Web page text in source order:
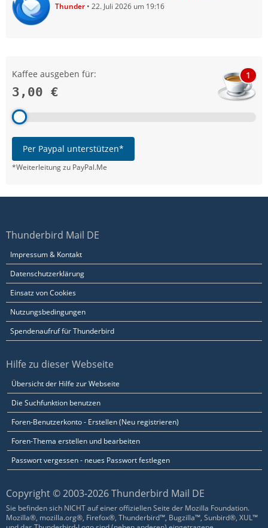
Thunder 22. Juli 2026 um 19:16
Kaffee ausgeben für:
3,00 €
1
Per Paypal unterstützen*
*Weiterleitung zu PayPal.Me
Thunderbird Mail DE
Impressum & Kontakt
Datenschutzerklärung
Einsatz von Cookies
Nutzungsbedingungen
Spendenaufruf für Thunderbird
Hilfe zu dieser Webseite
Übersicht der Hilfe zur Webseite
Die Suchfunktion benutzen
Foren-Benutzerkonto - Erstellen (Neu registrieren)
Foren-Thema erstellen und bearbeiten
Passwort vergessen - neues Passwort festlegen
Copyright © 2003-2026 Thunderbird Mail DE
Sie befinden sich NICHT auf einer offiziellen Seite der Mozilla Foundation.
Mozilla®, mozilla.org®, Firefox®, Thunderbird™, Bugzilla™, Sunbird®, XUL™